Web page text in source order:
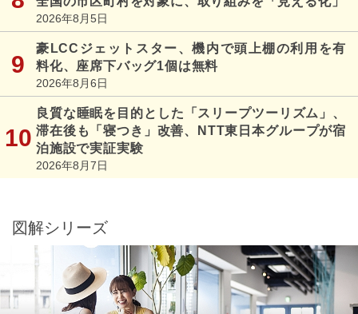
2026年8月5日
豪LCCジェットスター、機内で頭上棚の利用を有
料化、座席下バッグ1個は無料
2026年8月6日
良質な睡眠を目的とした「スリープツーリズム」、
滞在後も「寝つき」改善、NTT東日本グループが宿
泊施設で実証実験
2026年8月7日
図解シリーズ